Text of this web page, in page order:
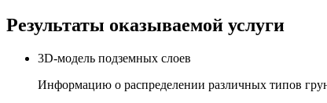
Результаты оказываемой услуги
3D-модель подземных слоев
Информацию о распределении различных типов